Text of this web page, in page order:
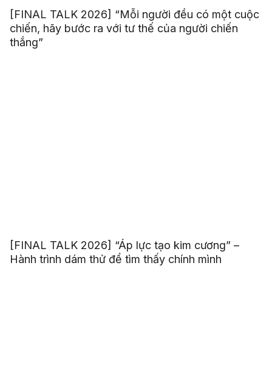
[FINAL TALK 2026] “Mỗi người đều có một cuộc
chiến, hãy bước ra với tư thế của người chiến
thắng”
[FINAL TALK 2026] “Áp lực tạo kim cương” –
Hành trình dám thử để tìm thấy chính mình